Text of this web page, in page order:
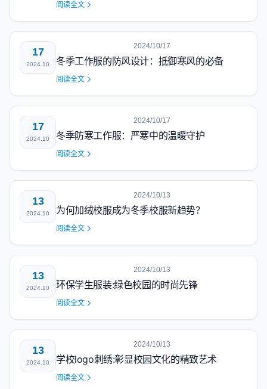
阅读全文
17
2024.10
2024/10/17
冬季工作服的防风设计：抵御寒风的必备
阅读全文
17
2024.10
2024/10/17
冬季防寒工作服：严寒中的温暖守护
阅读全文
13
2024.10
2024/10/13
为何加绒校服成为冬季校服新趋势？
阅读全文
13
2024.10
2024/10/13
环保学生服装:绿色校园的时尚先锋
阅读全文
13
2024.10
2024/10/13
学校logo刺绣:彰显校园文化的精致艺术
阅读全文